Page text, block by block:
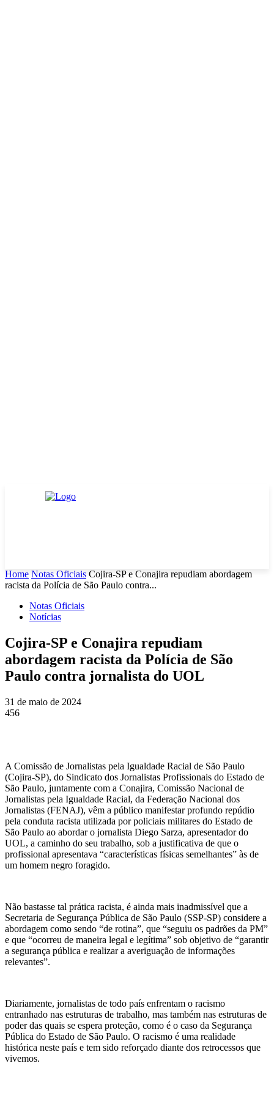
Home Notas Oficiais Cojira-SP e Conajira repudiam abordagem
racista da Polícia de São Paulo contra...
Notas Oficiais
Notícias
Cojira-SP e Conajira repudiam
abordagem racista da Polícia de São
Paulo contra jornalista do UOL
31 de maio de 2024
456
A Comissão de Jornalistas pela Igualdade Racial de São Paulo
(Cojira-SP), do Sindicato dos Jornalistas Profissionais do Estado de
São Paulo, juntamente com a Conajira, Comissão Nacional de
Jornalistas pela Igualdade Racial, da Federação Nacional dos
Jornalistas (FENAJ), vêm a público manifestar profundo repúdio
pela conduta racista utilizada por policiais militares do Estado de
São Paulo ao abordar o jornalista Diego Sarza, apresentador do
UOL, a caminho do seu trabalho, sob a justificativa de que o
profissional apresentava “características físicas semelhantes” às de
um homem negro foragido.
Não bastasse tal prática racista, é ainda mais inadmissível que a
Secretaria de Segurança Pública de São Paulo (SSP-SP) considere a
abordagem como sendo “de rotina”, que “seguiu os padrões da PM”
e que “ocorreu de maneira legal e legítima” sob objetivo de “garantir
a segurança pública e realizar a averiguação de informações
relevantes”.
Diariamente, jornalistas de todo país enfrentam o racismo
entranhado nas estruturas de trabalho, mas também nas estruturas de
poder das quais se espera proteção, como é o caso da Segurança
Pública do Estado de São Paulo. O racismo é uma realidade
histórica neste país e tem sido reforçado diante dos retrocessos que
vivemos.